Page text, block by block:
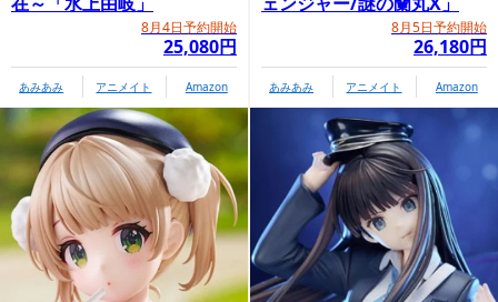
8月4日予約開始
25,080円
あみあみ アニメイト Amazon
8月5日予約開始
26,180円
あみあみ アニメイト Amazon